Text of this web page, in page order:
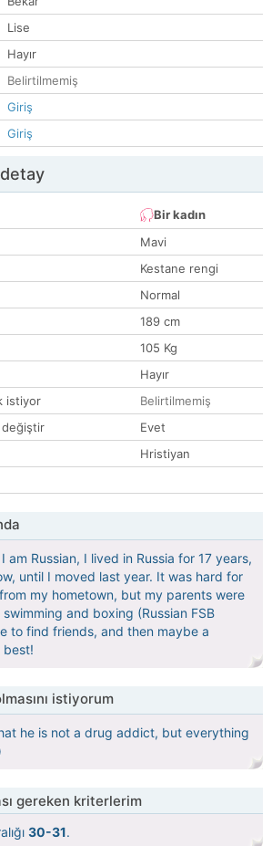
Lise
Hayır
Belirtilmemiş
Giriş
Giriş
Bir kadın
Mavi
Kestane rengi
Normal
189 cm
105 Kg
Hayır
istiyor
Belirtilmemiş
Evet
Hristiyan
am Russian, I lived in Russia for 17 years,
until I moved last year. It was hard for
my hometown, but my parents were
and boxing (Russian FSB
to find friends, and then maybe a
best!
istiyorum
he is not a drug addict, but everything
gereken kriterlerim
30-31.